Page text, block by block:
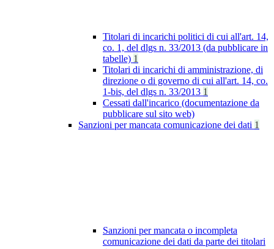
Titolari di incarichi politici di cui all'art. 14,
co. 1, del dlgs n. 33/2013 (da pubblicare in
tabelle) 1
Titolari di incarichi di amministrazione, di
direzione o di governo di cui all'art. 14, co.
1-bis, del dlgs n. 33/2013 1
Cessati dall'incarico (documentazione da
pubblicare sul sito web)
Sanzioni per mancata comunicazione dei dati 1
Sanzioni per mancata o incompleta
comunicazione dei dati da parte dei titolari